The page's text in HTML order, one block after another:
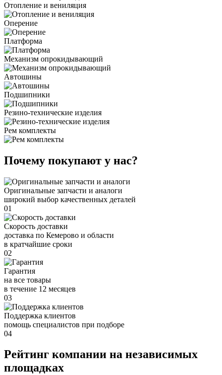
Отопление и вениляция
Оперение
Платформа
Механизм опрокидывающий
Автошины
Подшипники
Резино-технические изделия
Рем комплекты
Почему покупают у нас?
Оригинальные запчасти и аналоги
широкий выбор качественных деталей
01
Скорость доставки
доставка по Кемерово и области
в кратчайшие сроки
02
Гарантия
на все товары
в течение 12 месяцев
03
Поддержка клиентов
помощь специалистов при подборе
04
Рейтинг компании на независимых
площадках